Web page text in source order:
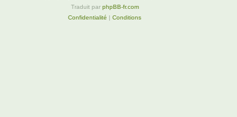
Traduit par phpBB-fr.com
Confidentialité | Conditions